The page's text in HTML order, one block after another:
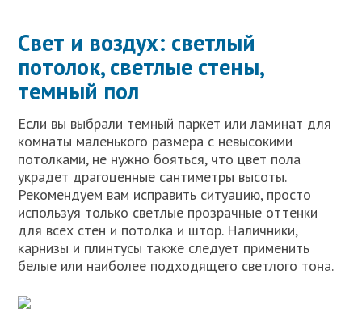
Свет и воздух: светлый
потолок, светлые стены,
темный пол
Если вы выбрали темный паркет или ламинат для
комнаты маленького размера с невысокими
потолками, не нужно бояться, что цвет пола
украдет драгоценные сантиметры высоты.
Рекомендуем вам исправить ситуацию, просто
используя только светлые прозрачные оттенки
для всех стен и потолка и штор. Наличники,
карнизы и плинтусы также следует применить
белые или наиболее подходящего светлого тона.